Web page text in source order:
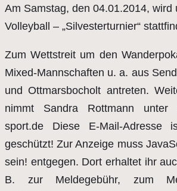
Am Samstag, den 04.01.2014, wird
Volleyball – „Silvesterturnier“
Zum Wettstreit um den
Mixed-Mannschaften u. a. aus
und Ottmarsbocholt antreten.
nimmt Sandra Rottmann unter
sport.de Diese E-Mail-Adresse
geschützt! Zur Anzeige muss
sein! entgegen. Dort erhaltet ihr
B. zur Meldegebühr, zum